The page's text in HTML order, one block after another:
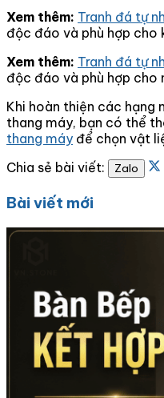
Xem thêm: Tranh đá tự
độc đáo và phù hợp cho
Xem thêm: Tranh đá tự
độc đáo và phù hợp cho
Khi hoàn thiện các hạng
thang máy, bạn có thể
thang máy để chọn vật
Chia sẻ bài viết:
Zalo
Bài viết mới